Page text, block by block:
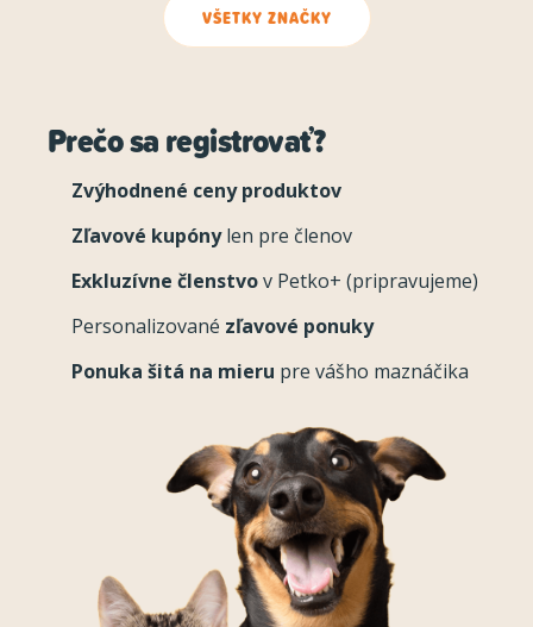
VŠETKY ZNAČKY
Prečo sa registrovať?
Zvýhodnené ceny produktov
Zľavové kupónylen pre členov
Exkluzívne členstvov Petko+ (pripravujeme)
Personalizované zľavové ponuky
Ponuka šitá na mieru pre vášho maznáčika